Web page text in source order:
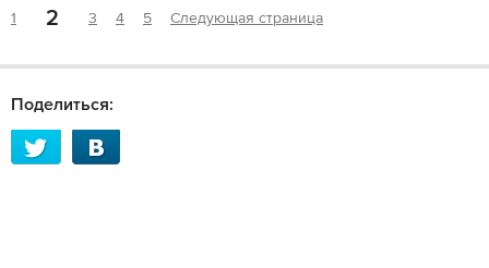
1 2 3 4 5 Следующая страница
Поделиться: